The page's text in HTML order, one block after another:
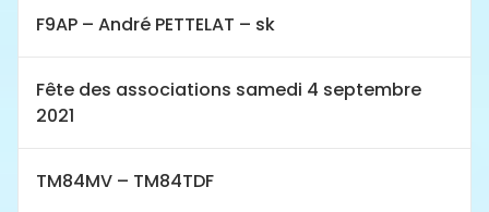
F9AP – André PETTELAT – sk
Fête des associations samedi 4 septembre
2021
TM84MV – TM84TDF